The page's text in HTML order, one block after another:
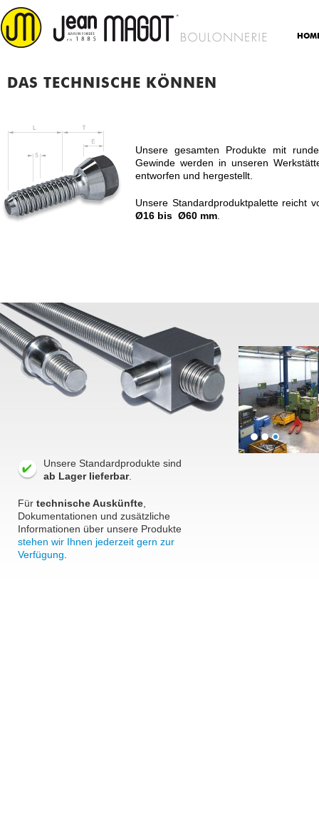
DAS TECHNISCHE KÖNNEN
Unsere gesamten Produkte mit
Gewinde werden in unseren
entworfen und hergestellt.
Unsere Standardproduktpalette reicht
Ø16 bis Ø60 mm
Unsere Standardprodukte sind
ab Lager lieferbar.
Für technische Auskünfte
Dokumentationen und zusätzliche
Informationen über unsere Produkte
stehen wir Ihnen jederzeit gern zur
Verfügung